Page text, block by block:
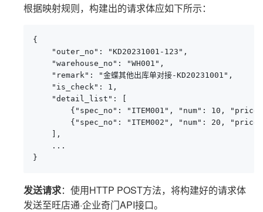
根据映射规则，构建出的请求体应如下所示：
{
    "outer_no": "KD20231001-123",
    "warehouse_no": "WH001",
    "remark": "金蝶其他出库单对接-KD20231001",
    "is_check": 1,
    "detail_list": [
{"spec_no": "ITEM001", "num": 10,
{"spec_no": "ITEM002", "num": 20,
    ],
    ...
}
发送请求：使用HTTP POST方法，将构建好的请求体
发送至旺店通·企业奇门API接口。